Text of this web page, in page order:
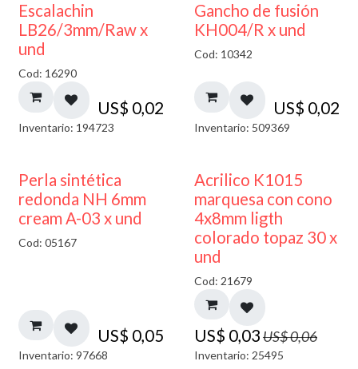
Escalachin
LB26/3mm/Raw x
und
Cod: 16290
US$ 0,02
Inventario: 194723
Gancho de fusión
KH004/R x und
Cod: 10342
US$ 0,02
Inventario: 509369
Perla sintética
redonda NH 6mm
cream A-03 x und
Cod: 05167
US$ 0,05
Inventario: 97668
50% DESCUENTO
Acrilico K1015
marquesa con cono
4x8mm ligth
colorado topaz 30 x
und
Cod: 21679
US$ 0,03US$0,06
Inventario: 25495